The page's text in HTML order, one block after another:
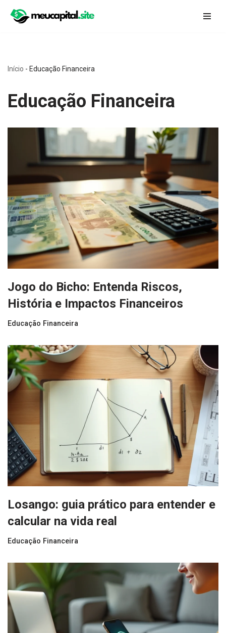
conteúdo
Início - Educação Financeira
Educação Financeira
Jogo do Bicho: Entenda Riscos,
História e Impactos Financeiros
Educação Financeira
Losango: guia prático para entender e
calcular na vida real
Educação Financeira